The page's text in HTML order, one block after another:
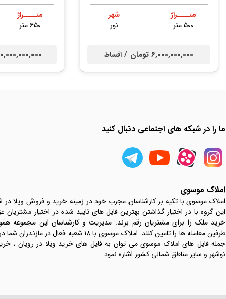
متــــراژ
۵۰۰ متر
شهر
نور
6,000,000,000 تومان / اقساط
متــــراژ
۶۵۰ متر
20,000,000,000
ما را در شبکه های اجتماعی دنبال کنید
املاک موسوی
املاک موسوی با تکیه بر کارشناسان مجرب خود در زمینه خرید و فروش ویلا
این گروه با در اختیار گذاشتن بهترین فایل های تایید شده در اختیار
خرید ملک را برای مشتریان رقم بزند. مدیریت و کارشناسان این مجموعه
طرفین معامله ها را تامین کنند. املاک موسوی با 18
جمله فایل های املاک موسوی می توان به فایل های خرید ویلا در رویان ،
نوشهر و سایر مناطق شمالی کشور اشاره نمود